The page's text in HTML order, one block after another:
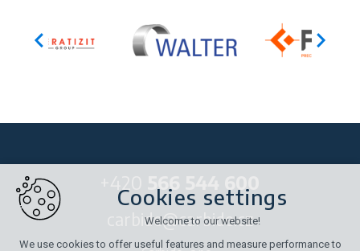
carbide@carbide.cz
Cookies settings
Welcome to our website!
We use cookies to offer useful features and measure performance to